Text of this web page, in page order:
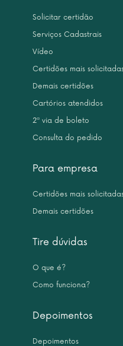
Solicitar certidão
Serviços Cadastrais
Vídeo
Certidões mais
Demais certidões
Cartórios atendidos
2ª via de boleto
Consulta do pedido
Para empresa
Certidões mais
Demais certidões
Tire dúvidas
O que é?
Como funciona?
Depoimentos
Depoimentos